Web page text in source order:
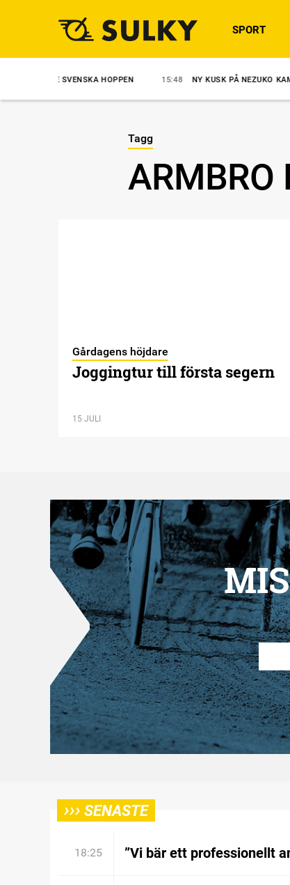
SPORT
DE SVENSKA HOPPEN 15:48 NY KUSK PÅ NEZUKO KAMADO
Tagg
ARMBRO
Gårdagens höjdare
Joggingtur till första segern
15 JULI
››› SENASTE
18:25 ”Vi bär ett professionellt